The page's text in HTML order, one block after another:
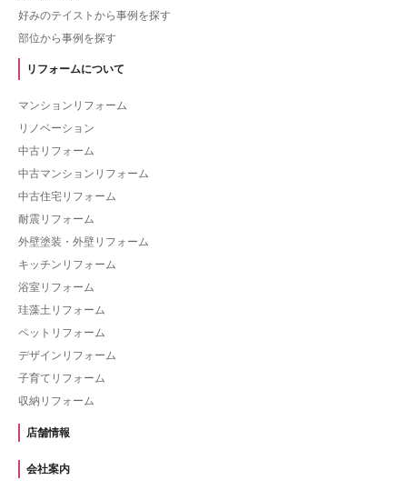
好みのテイストから事例を探す
部位から事例を探す
リフォームについて
マンションリフォーム
リノベーション
中古リフォーム
中古マンションリフォーム
中古住宅リフォーム
耐震リフォーム
外壁塗装・外壁リフォーム
キッチンリフォーム
浴室リフォーム
珪藻土リフォーム
ペットリフォーム
デザインリフォーム
子育てリフォーム
収納リフォーム
店舗情報
会社案内